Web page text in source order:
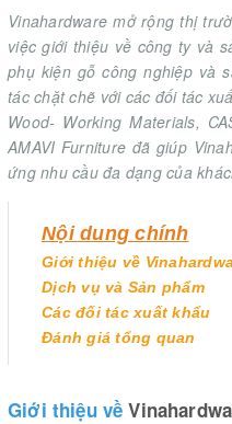
Vinahardware mở rộng thị
việc giới thiệu về công ty và
phụ kiện gỗ công nghiệp và
tác chặt chẽ với các đối tác
Wood- Working Materials,
AMAVI Furniture đã giúp
ứng nhu cầu đa dạng của
Nội dung chính
Giới thiệu về
Dịch vụ và Sản phẩm
Các đối tác xuất khẩu
Đánh giá tổng quan
Giới thiệu về